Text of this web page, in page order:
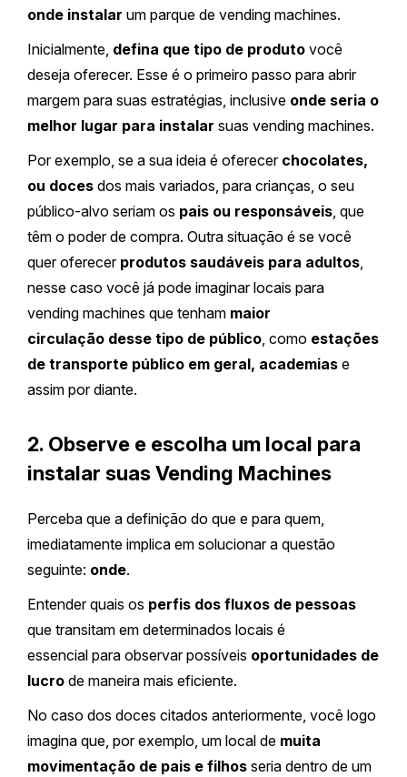
onde instalar um parque de vending machines.
Inicialmente, defina que tipo de produto você
deseja oferecer. Esse é o primeiro passo para abrir
margem para suas estratégias, inclusive onde seria o
melhor lugar para instalar suas vending machines.
Por exemplo, se a sua ideia é oferecer chocolates,
ou doces dos mais variados, para crianças, o seu
público-alvo seriam os pais ou responsáveis, que
têm o poder de compra. Outra situação é se você
quer oferecer produtos saudáveis para adultos,
nesse caso você já pode imaginar locais para
vending machines que tenham maior
circulação desse tipo de público, como estações
de transporte público em geral, academias e
assim por diante.
2. Observe e escolha um local para
instalar suas Vending Machines
Perceba que a definição do que e para quem,
imediatamente implica em solucionar a questão
seguinte: onde.
Entender quais os perfis dos fluxos de pessoas
que transitam em determinados locais é
essencial para observar possíveis oportunidades de
lucro de maneira mais eficiente.
No caso dos doces citados anteriormente, você logo
imagina que, por exemplo, um local de muita
movimentação de pais e filhos seria dentro de um